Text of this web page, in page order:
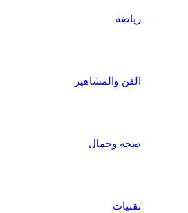
الفن والمشاهير
صحة وجمال